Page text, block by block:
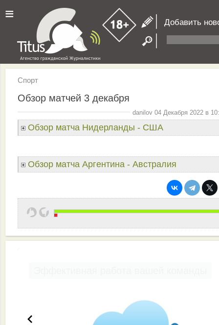
≡ Добавить
Спорт
Обзор матчей 3 декабря
danilov 04 Декабря 2022 в
Обзор матча Нидерланды - США
Обзор матча Аргентина - Австралия